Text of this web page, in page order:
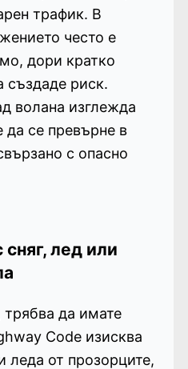
трафик. В
често е
дори кратко
създаде риск.
волана изглежда
се превърне в
с опасно
лед или
трябва да имате
Code изисква
леда от прозорците,